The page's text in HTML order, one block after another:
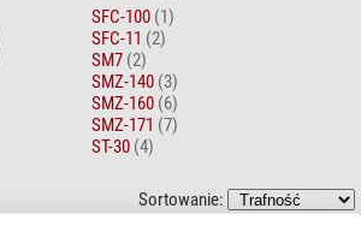
SFC-100 (1)
SFC-11 (2)
SM7 (2)
SMZ-140 (3)
SMZ-160 (6)
SMZ-171 (7)
ST-30 (4)
Sortowanie: